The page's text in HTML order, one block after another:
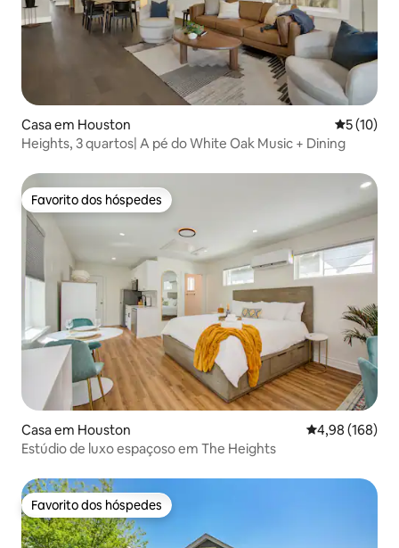
Casa em Houston
5 (10)
Heights, 3 quartos| A pé do White Oak Music + Dining
Favorito dos hóspedes
Favorito dos hóspedes
Casa em Houston Classificação
4,98 (168)
Estúdio de luxo espaçoso em The Heights
Favorito dos hóspedes
Favorito dos hóspedes